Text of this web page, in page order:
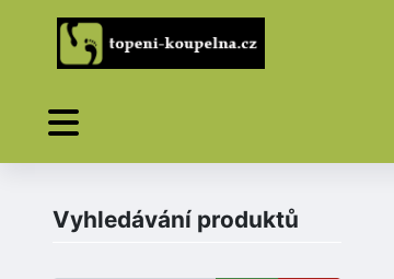
Vyhledávání produktů